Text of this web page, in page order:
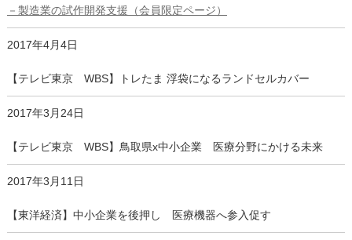
－製造業の試作開発支援（会員限定ページ）
2017年4月4日
【テレビ東京 WBS】トレたま 浮袋になるランドセルカバー
2017年3月24日
【テレビ東京 WBS】鳥取県x中小企業 医療分野にかける未来
2017年3月11日
【東洋経済】中小企業を後押し 医療機器へ参入促す